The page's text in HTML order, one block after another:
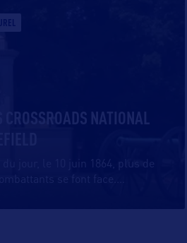
CROSSROADS NATIONAL
du jour, le 10 juin 1864, plus de
se font face.